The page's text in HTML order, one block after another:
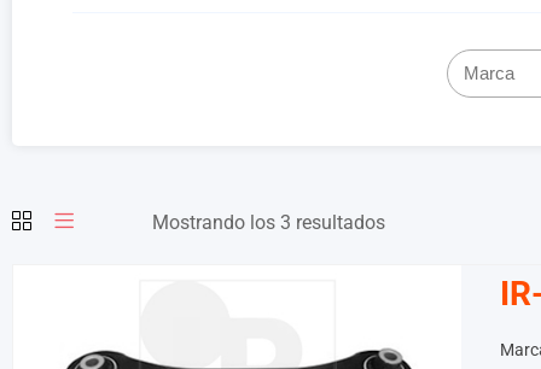
Mostrando los 3 resultados